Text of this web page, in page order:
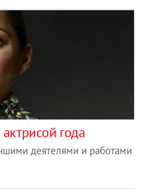
года
деятелями и работами